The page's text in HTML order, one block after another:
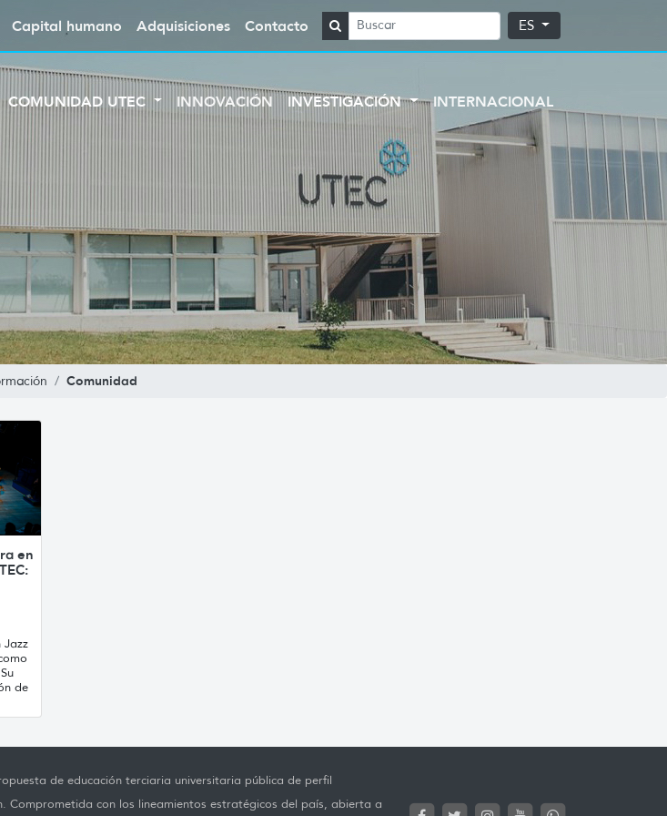
Capital humano Adquisiciones Contacto ES
COMUNIDAD UTEC INNOVACIÓN INVESTIGACIÓN INTERNACIONAL
Comunidad
en
Jazz
de
de educación terciaria universitaria pública de perfil
Comprometida con los lineamientos estratégicos del país, abierta a